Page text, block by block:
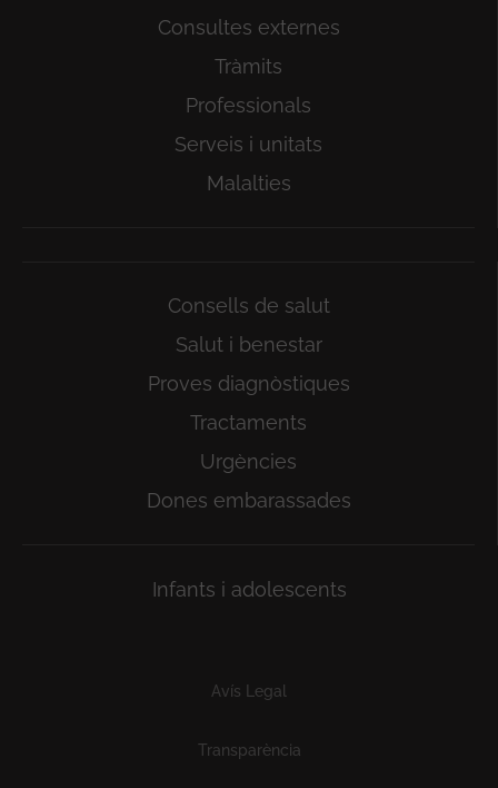
Consultes externes
Tràmits
Professionals
Serveis i unitats
Malalties
Consells de salut
Salut i benestar
Proves diagnòstiques
Tractaments
Urgències
Dones embarassades
Infants i adolescents
Avís Legal
Transparència